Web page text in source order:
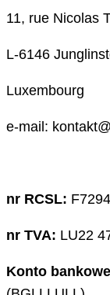
11, rue Nicolas
L-6146
Luxembourg
e-mail:
nr RCSL: F7294
nr TVA: LU22
Konto